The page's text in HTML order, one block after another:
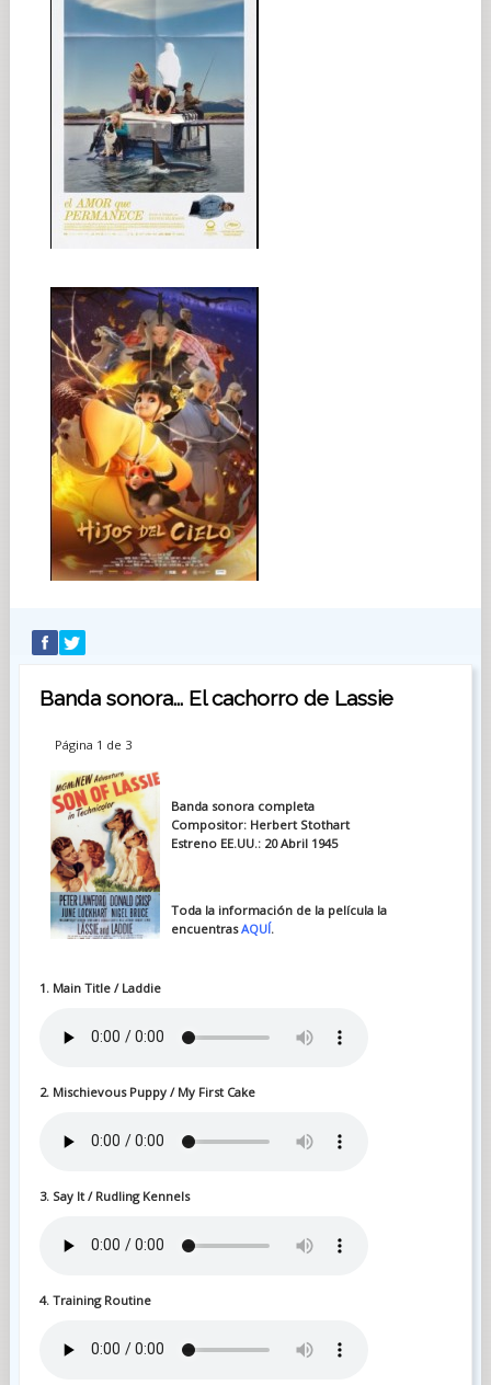
Banda sonora... El cachorro de Lassie
Página 1 de 3
Banda sonora completa
Compositor: Herbert Stothart
Estreno EE.UU.: 20 Abril 1945
Toda la información de la película la
encuentrasAQUÍ.
1. Main Title / Laddie
2. Mischievous Puppy / My First Cake
3. Say It / Rudling Kennels
4. Training Routine